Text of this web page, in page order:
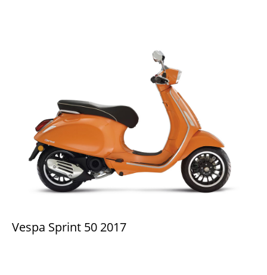
Vespa Sprint 50 2017